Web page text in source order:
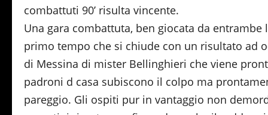
combattuti 90’ risulta vincente.
Una gara combattuta, ben giocata da
primo tempo che si chiude con un risultato ad
di Messina di mister Bellinghieri che viene
padroni d casa subiscono il colpo ma
pareggio. Gli ospiti pur in vantaggio non